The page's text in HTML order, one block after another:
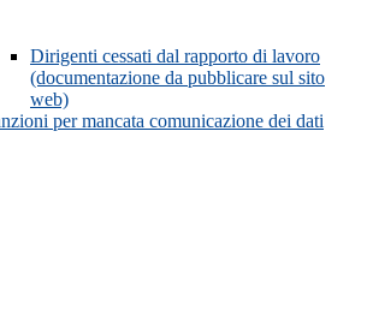
Dirigenti cessati dal rapporto di lavoro
(documentazione da pubblicare sul sito
web)
per mancata comunicazione dei dati